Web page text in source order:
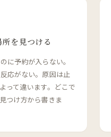
を見つける
に予約が入らない。
応がない。原因は止
って違います。どこで
つけ方から書きま